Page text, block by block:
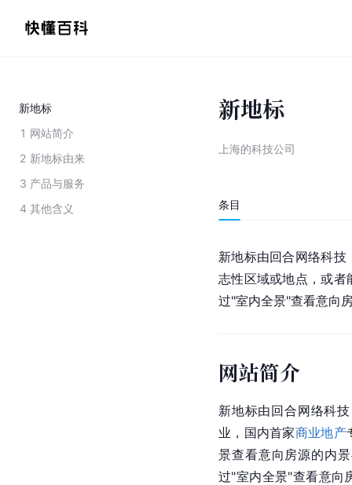
新地标
1 网站简介
2 新地标由来
3 产品与服务
4 其他含义
新地标
上海的科技公司
条目
新地标由回合网络科
志性区域或地点，或者
过"室内全景"查看意向
网站简介
新地标由回合网络科
业，国内首家商业地产
景查看意向房源的内
过"室内全景"查看意向